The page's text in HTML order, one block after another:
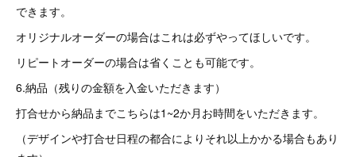
できます。
オリジナルオーダーの場合はこれは必ずやってほしいです。
リピートオーダーの場合は省くことも可能です。
6.納品（残りの金額を入金いただきます）
打合せから納品までこちらは1~2か月お時間をいただきます。
（デザインや打合せ日程の都合によりそれ以上かかる場合もあり